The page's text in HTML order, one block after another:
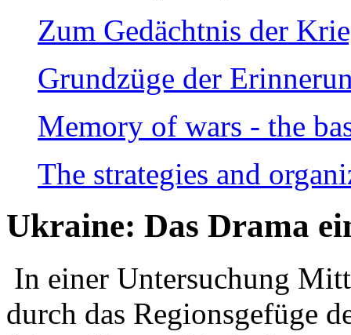
Zum Gedächtnis der
Grundzüge der
Memory of wars - the
The strategies and
Ukraine: Das Drama
In einer Untersuchung
durch das Regionsgefüge